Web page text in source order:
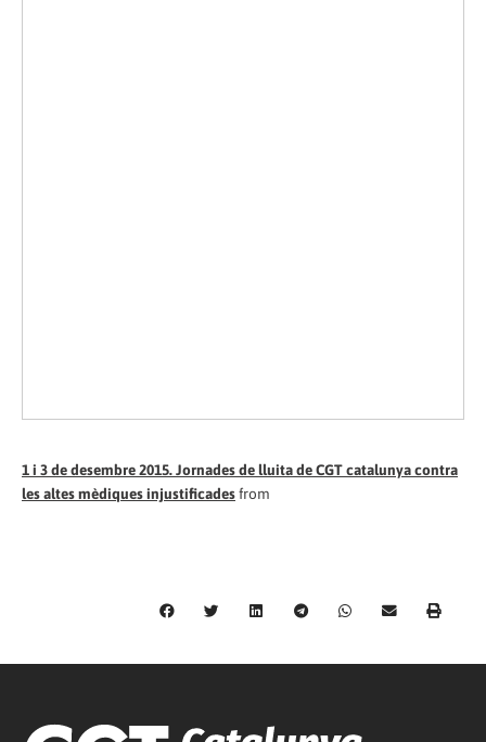
1 i 3 de desembre 2015. Jornades de lluita de CGT catalunya contra
les altes mèdiques injustificadesfrom